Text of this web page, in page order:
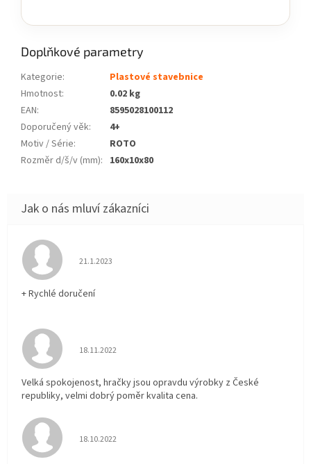
Doplňkové parametry
Kategorie:
Plastové stavebnice
Hmotnost:
0.02 kg
EAN:
8595028100112
Doporučený věk:
4+
Motiv / Série:
ROTO
Rozměr d/š/v (mm): 160x10x80
Hodnocení obchodu je 5 z 5 hvězdiček.
21.1.2023
+ Rychlé doručení
Hodnocení obchodu je 5 z 5 hvězdiček.
18.11.2022
Velká spokojenost, hračky jsou opravdu výrobky z České
republiky, velmi dobrý poměr kvalita cena.
Hodnocení obchodu je 5 z 5 hvězdiček.
18.10.2022